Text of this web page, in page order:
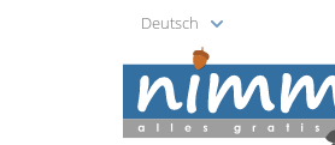
Deutsch